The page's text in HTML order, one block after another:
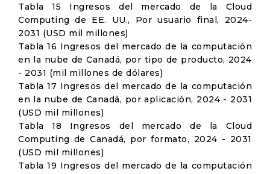
Tabla 15 Ingresos del mercado de la Cloud
Computing de EE. UU., Por usuario final, 2024-
2031 (USD mil millones)
Tabla 16 Ingresos del mercado de la computación
en la nube de Canadá, por tipo de producto, 2024
- 2031 (mil millones de dólares)
Tabla 17 Ingresos del mercado de la computación
en la nube de Canadá, por aplicación, 2024 - 2031
(USD mil millones)
Tabla 18 Ingresos del mercado de la Cloud
Computing de Canadá, por formato, 2024 - 2031
(USD mil millones)
Tabla 19 Ingresos del mercado de la computación